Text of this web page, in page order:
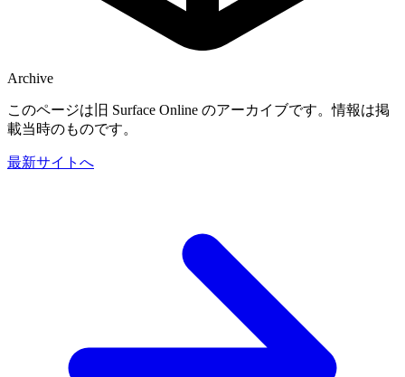
Archive
このページは旧 Surface Online のアーカイブです。情報は掲
載当時のものです。
最新サイトへ